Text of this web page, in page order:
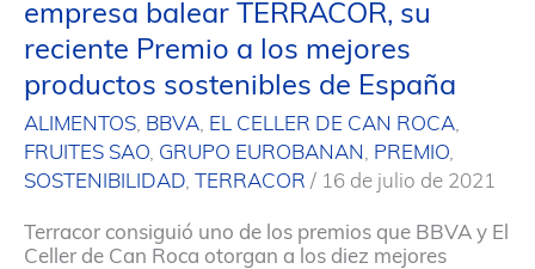
empresa balear TERRACOR, su
reciente Premio a los mejores
productos sostenibles de España
ALIMENTOS, BBVA, EL CELLER DE CAN ROCA,
FRUITES SAO, GRUPO EUROBANAN , PREMIO,
SOSTENIBILIDAD, TERRACOR / 16 de julio de 2021
Terracor consiguió uno de los premios que BBVA y El
Celler de Can Roca otorgan a los diez mejores